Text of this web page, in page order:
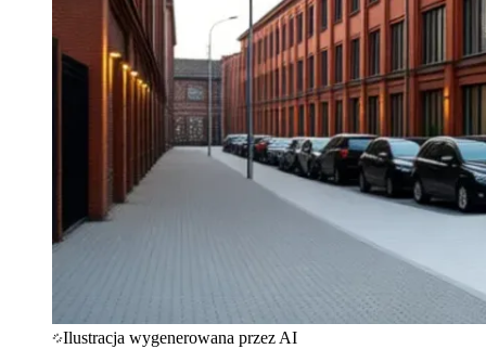
Ilustracja wygenerowana przez AI